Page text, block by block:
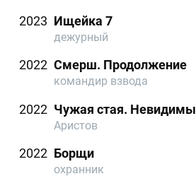
2023 Ищейка 7
дежурный
2022 Смерш. Продолжение
командир взвода
2022 Чужая стая.
Аристов
2022 Борщи
охранник